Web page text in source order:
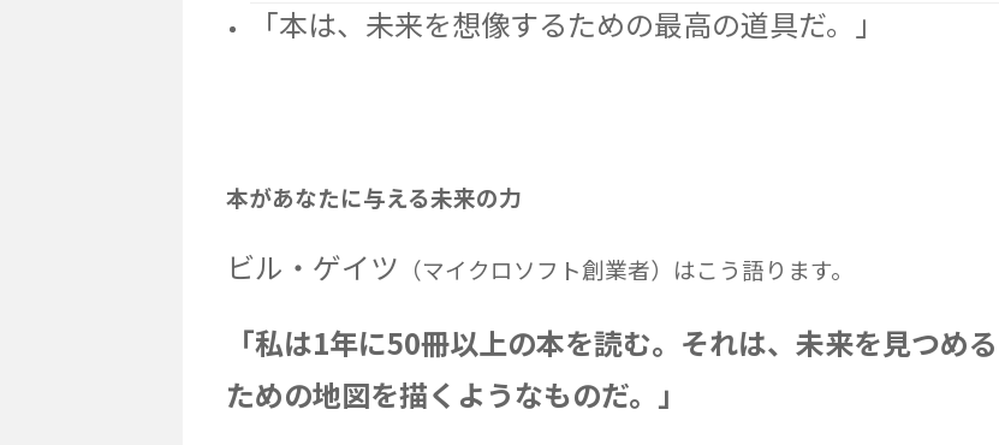
「本は、未来を想像するための最高の道具だ。」
本があなたに与える未来の力
ビル・ゲイツ （マイクロソフト創業者）はこう語ります。
「私は1年に50冊以上の本を読む。それは、未来を見つめる
ための地図を描くようなものだ。」